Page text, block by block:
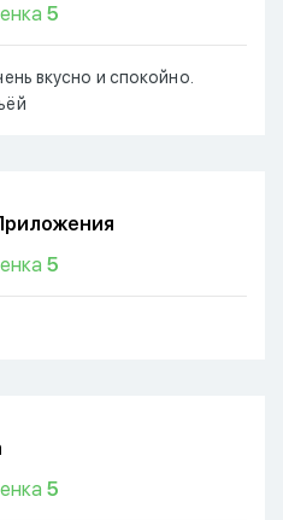
5
вкусно и спокойно.
5
5